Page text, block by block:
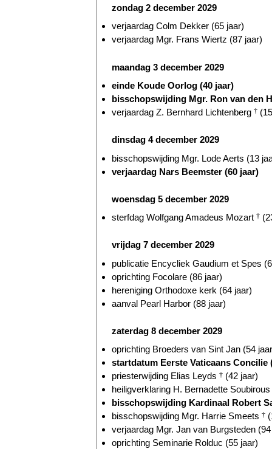
zondag 2 december 2029
verjaardag Colm Dekker (65 jaar)
verjaardag Mgr. Frans Wiertz (87 jaar)
maandag 3 december 2029
einde Koude Oorlog (40 jaar)
bisschopswijding Mgr. Ron van den
verjaardag Z. Bernhard Lichtenberg †
dinsdag 4 december 2029
bisschopswijding Mgr. Lode Aerts (13
verjaardag Nars Beemster (60 jaar)
woensdag 5 december 2029
sterfdag Wolfgang Amadeus Mozart †
vrijdag 7 december 2029
publicatie Encycliek Gaudium et Spes
oprichting Focolare (86 jaar)
hereniging Orthodoxe kerk (64 jaar)
aanval Pearl Harbor (88 jaar)
zaterdag 8 december 2029
oprichting Broeders van Sint Jan (54
startdatum Eerste Vaticaans Concilie
priesterwijding Elias Leyds † (42 jaar)
heiligverklaring H. Bernadette Soubirous
bisschopswijding Kardinaal Robert
bisschopswijding Mgr. Harrie Smeets †
verjaardag Mgr. Jan van Burgsteden
oprichting Seminarie Rolduc (55 jaar)